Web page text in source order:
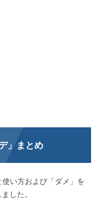
」まとめ
使い方および「ダメ」を
した。